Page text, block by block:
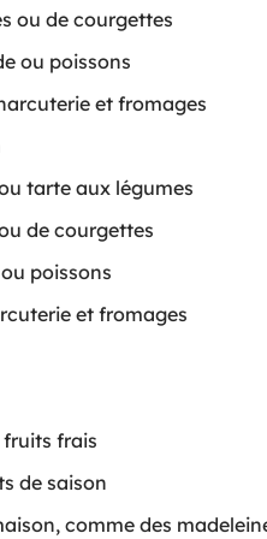
ou de courgettes
ou poissons
et fromages
tarte aux légumes
de courgettes
poissons
et fromages
frais
de saison
comme des